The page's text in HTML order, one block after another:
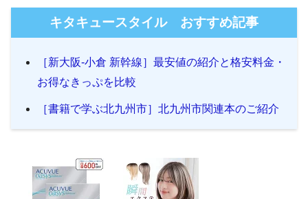
キタキュースタイル おすすめ記事
［新大阪-小倉 新幹線］最安値の紹介と格安料金・
お得なきっぷを比較
［書籍で学ぶ北九州市］北九州市関連本のご紹介